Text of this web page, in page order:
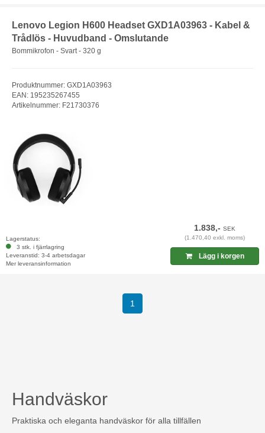
Lenovo Legion H600 Headset GXD1A03963 - Kabel &
Trådlös - Huvudband - Omslutande
Bommikrofon - Svart - 320 g
Produktnummer: GXD1A03963
EAN: 195235267455
Artikelnummer: F21730376
Lagerstatus:
3 stk. i fjärrlagring
Leveranstid: 3-4 arbetsdagar
Mer leveransinformation
1.838,-SEK
(1.470,40 exkl. moms)
Lägg i korgen
1
Handväskor
Praktiska och eleganta handväskor för alla tillfällen